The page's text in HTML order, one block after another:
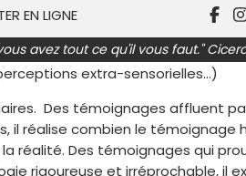
EN LIGNE
avez tout ce qu'il vous faut."
qui concerne les problématiques
l’astrophysique, sur les
d’enquête rigoureuses
extra-sensorielles…)
Des témoignages affluent
réalise combien le témoignage
réalité. Des témoignages qui
rigoureuse et irréprochable, il